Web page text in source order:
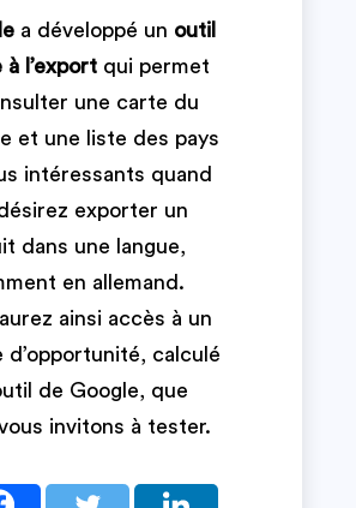
a développé un outil
à l’exportqui permet
une carte du
et une liste des pays
intéressants quand
exporter un
dans une langue,
en allemand.
ainsi accès à un
d’opportunité, calculé
de Google, que
invitons à tester.